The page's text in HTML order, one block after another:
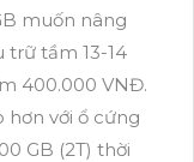
muốn nâng
trữ tầm 13-14
400.000 VNĐ.
hơn với ổ cứng
GB (2T) thời